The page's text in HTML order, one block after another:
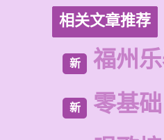
相关文章推荐
新 福州
新
零基